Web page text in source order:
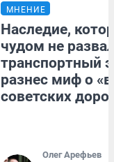
МНЕНИЕ
Наследие,
чудом не
транспортный
разнес миф о
советских
Олег Арефьев